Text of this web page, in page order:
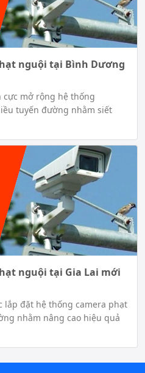
nguội tại Bình Dương
mở rộng hệ thống
tuyến đường nhằm siết
nguội tại Gia Lai mới
lắp đặt hệ thống camera phạt
nhằm nâng cao hiệu quả